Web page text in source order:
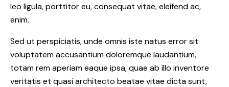
leo ligula, porttitor eu, consequat vitae, eleifend ac,
enim.
Sed ut perspiciatis, unde omnis iste natus error sit
voluptatem accusantium doloremque laudantium,
totam rem aperiam eaque ipsa, quae ab illo inventore
veritatis et quasi architecto beatae vitae dicta sunt,